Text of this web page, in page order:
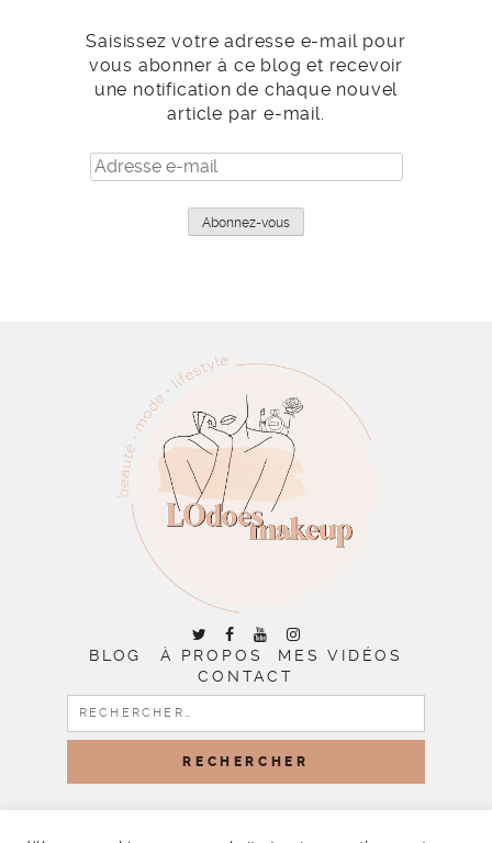
Saisissez votre adresse e-mail pour
vous abonner à ce blog et recevoir
une notification de chaque nouvel
article par e-mail.
Adresse
e-
Abonnez-vous
BLOG À PROPOS
MES VIDÉOS
CONTACT
RECHERCHER :